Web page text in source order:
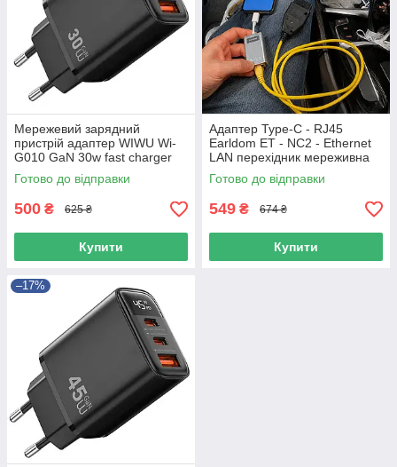
Мережевий зарядний
пристрій адаптер WIWU Wi-
G010 GaN 30w fast charger
Black
Готово до відправки
500 ₴ 625 ₴
Купити
Адаптер Type-C - RJ45
Earldom ET - NC2 - Ethernet
LAN перехідник мереживна
карта 100 Мбіт/с (12 см)
Готово до відправки
549 ₴ 674 ₴
Купити
–17%